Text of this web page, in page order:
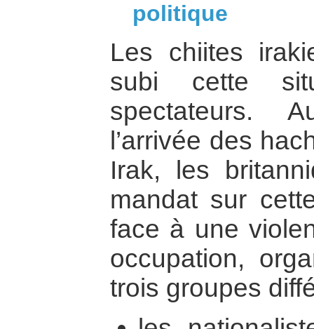
politique
Les chiites
subi cette
spectateurs.
l’arrivée des
Irak, les
mandat sur
face à une
occupation,
trois groupes